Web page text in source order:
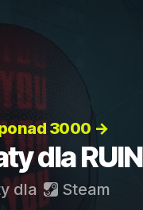
3000 →
dla
dla Steam